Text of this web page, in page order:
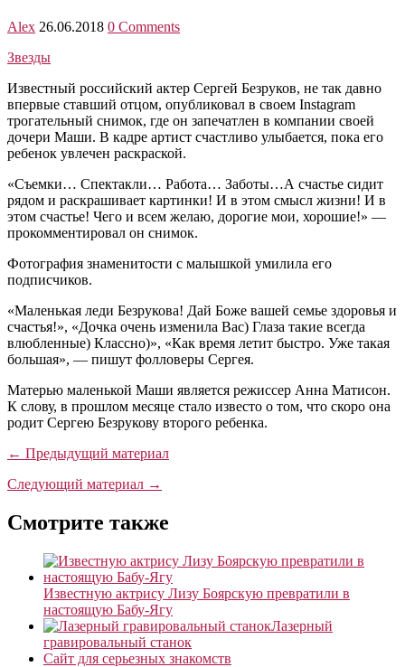
Alex 26.06.2018 0 Comments
Звезды
Известный российский актер Сергей Безруков, не так давно
впервые ставший отцом, опубликовал в своем Instagram
трогательный снимок, где он запечатлен в компании своей
дочери Маши. В кадре артист счастливо улыбается, пока его
ребенок увлечен раскраской.
«Съемки… Спектакли… Работа… Заботы…А счастье сидит
рядом и раскрашивает картинки! И в этом смысл жизни! И в
этом счастье! Чего и всем желаю, дорогие мои, хорошие!» —
прокомментировал он снимок.
Фотография знаменитости с малышкой умилила его
подписчиков.
«Маленькая леди Безрукова! Дай Боже вашей семье здоровья и
счастья!», «Дочка очень изменила Вас) Глаза такие всегда
влюбленные) Классно)», «Как время летит быстро. Уже такая
большая», — пишут фолловеры Сергея.
Матерью маленькой Маши является режиссер Анна Матисон.
К слову, в прошлом месяце стало известо о том, что скоро она
родит Сергею Безрукову второго ребенка.
← Предыдущий материал
Следующий материал →
Смотрите также
Известную актрису Лизу Боярскую превратили в
настоящую Бабу-Ягу
Лазерный
гравировальный станок
Сайт для серьезных знакомств